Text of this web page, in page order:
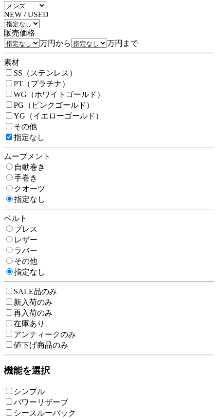
NEW / USED
販売価格
万円から
万円まで
素材
SS（ステンレス）
PT（プラチナ）
WG（ホワイトゴールド）
PG（ピンクゴールド）
YG（イエローゴールド）
その他
指定なし
ムーブメント
自動巻き
手巻き
クオーツ
指定なし
ベルト
ブレス
レザー
ラバー
その他
指定なし
SALE品のみ
新入荷のみ
再入荷のみ
在庫あり
アンティークのみ
値下げ商品のみ
機能を選択
シンプル
パワーリザーブ
シースルーバック